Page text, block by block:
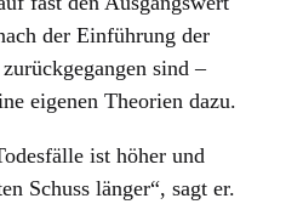
der Einführung der
sind –
eigenen Theorien dazu.
ist höher und
Schuss länger“, sagt er.